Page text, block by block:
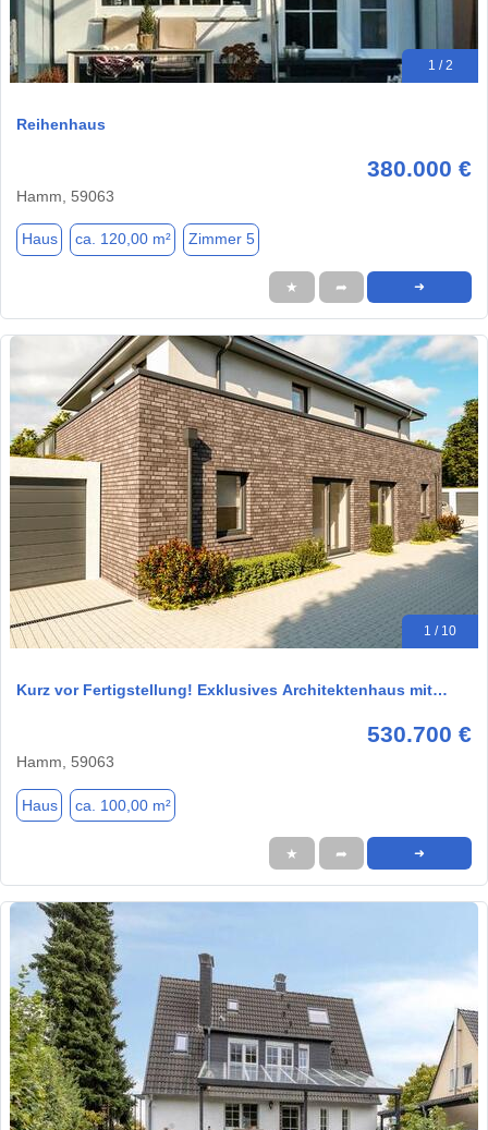
1 / 2
Reihenhaus
380.000 €
Hamm, 59063
Haus ca. 120,00 m² Zimmer 5
★ ➦ ➜
1 / 10
Kurz vor Fertigstellung! Exklusives Architektenhaus mit…
530.700 €
Hamm, 59063
Haus ca. 100,00 m²
★ ➦ ➜